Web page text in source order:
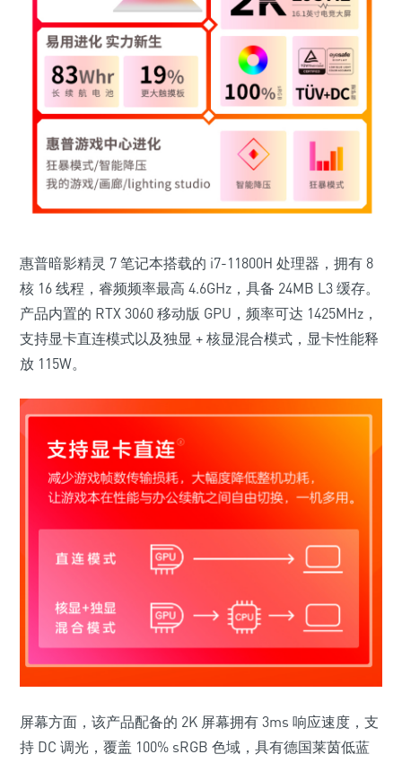
惠普暗影精灵 7 笔记本搭载的 i7-11800H 处理器，拥有 8
核 16 线程，睿频频率最高 4.6GHz，具备 24MB L3 缓存。
产品内置的 RTX 3060 移动版 GPU， 频率可达 1425MHz ，
支持显卡直连模式以及独显 + 核显混合模式， 显卡性能释
放 115W。
屏幕方面，该产品配备的 2K 屏幕拥有 3ms 响应速度，支
持 DC 调光，覆盖 100% sRGB 色域，具有德国莱茵低蓝